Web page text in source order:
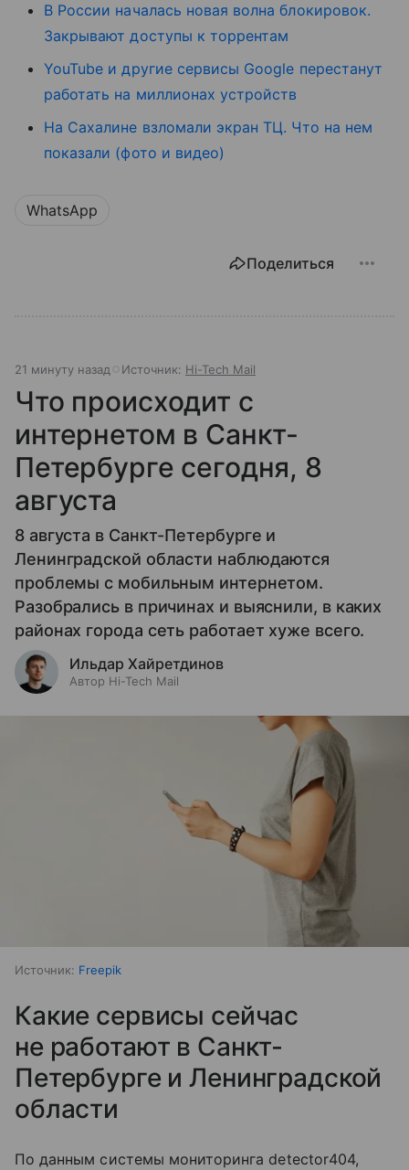
В России началась новая волна блокировок.
Закрывают доступы к торрентам
YouTube и другие сервисы Google перестанут
работать на миллионах устройств
На Сахалине взломали экран ТЦ. Что на нем
показали (фото и видео)
WhatsApp
Поделиться
21 минуту назад Источник: Hi-Tech Mail
Что происходит с
интернетом в Санкт-
Петербурге сегодня, 8
августа
8 августа в Санкт-Петербурге и
Ленинградской области наблюдаются
проблемы с мобильным интернетом.
Разобрались в причинах и выяснили, в каких
районах города сеть работает хуже всего.
Ильдар Хайретдинов
Автор Hi-Tech Mail
Источник: Freepik
Какие сервисы сейчас
не работают в Санкт-
Петербурге и Ленинградской
области
По данным системы мониторинга detector404,